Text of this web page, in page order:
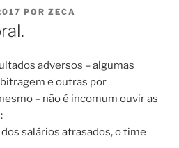
POR ZECA
adversos – algumas
e outras por
– não é incomum ouvir as
salários atrasados, o time